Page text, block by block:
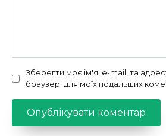
Зберегти моє ім'я, e-mail, та
браузері для моїх подальших